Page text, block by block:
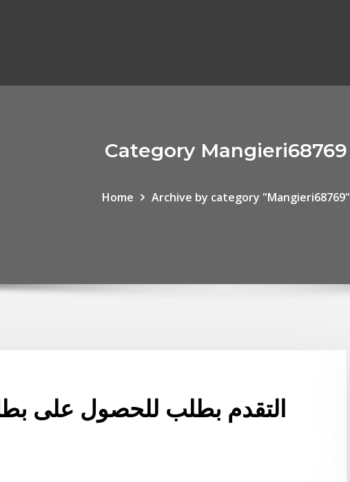
Category Mangieri68769
Home Archive by category "Mangieri68769"
التقدم بطلب للحصول على